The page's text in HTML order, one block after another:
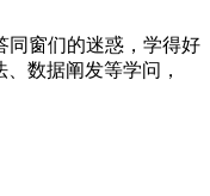
窗们的迷惑，学得好
数据阐发等学问，